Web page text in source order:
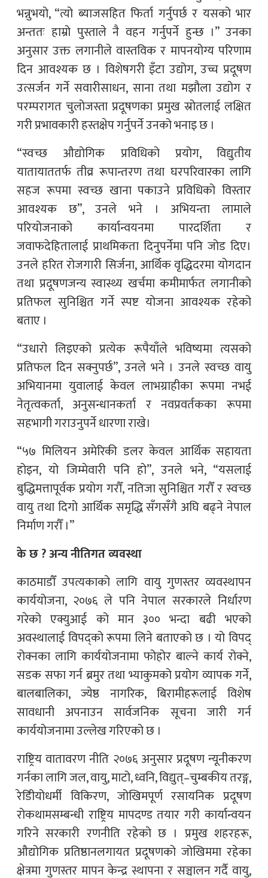
भन्नुभयो, “त्यो ब्याजसहित फिर्ता गर्नुपर्छ र यसको भार
अन्ततः हाम्रो पुस्ताले नै वहन गर्नुपर्ने हुन्छ ।” उनका
अनुसार उक्त लगानीले वास्तविक र मापनयोग्य परिणाम
दिन आवश्यक छ । विशेषगरी इँटा उद्योग, उच्च प्रदूषण
उत्सर्जन गर्ने सवारीसाधन, साना तथा मझौला उद्योग र
परम्परागत चुलोजस्ता प्रदूषणका प्रमुख स्रोतलाई लक्षित
गरी प्रभावकारी हस्तक्षेप गर्नुपर्ने उनको भनाइ छ ।
“स्वच्छ औद्योगिक प्रविधिको प्रयोग, विद्युतीय
यातायाततर्फ तीव्र रूपान्तरण तथा घरपरिवारका लागि
सहज रूपमा स्वच्छ खाना पकाउने प्रविधिको विस्तार
आवश्यक छ”, उनले भने । अभियन्ता लामाले
परियोजनाको कार्यान्वयनमा पारदर्शिता र
जवाफदेहितालाई प्राथमिकता दिनुपर्नेमा पनि जोड दिए।
उनले हरित रोजगारी सिर्जना, आर्थिक वृद्धिदरमा योगदान
तथा प्रदूषणजन्य स्वास्थ्य खर्चमा कमीमार्फत लगानीको
प्रतिफल सुनिश्चित गर्ने स्पष्ट योजना आवश्यक रहेको
बताए ।
“उधारो लिइएको प्रत्येक रूपैयाँले भविष्यमा त्यसको
प्रतिफल दिन सक्नुपर्छ”, उनले भने । उनले स्वच्छ वायु
अभियानमा युवालाई केवल लाभग्राहीका रूपमा नभई
नेतृत्वकर्ता, अनुसन्धानकर्ता र नवप्रवर्तकका रूपमा
सहभागी गराउनुपर्ने धारणा राखे।
“५७ मिलियन अमेरिकी डलर केवल आर्थिक सहायता
होइन, यो जिम्मेवारी पनि हो”, उनले भने, “यसलाई
बुद्धिमत्तापूर्वक प्रयोग गरौँ, नतिजा सुनिश्चित गरौँ र स्वच्छ
वायु तथा दिगो आर्थिक समृद्धि सँगसँगै अघि बढ्ने नेपाल
निर्माण गरौँ ।”
के छ ? अन्य नीतिगत व्यवस्था
काठमाडौँ उपत्यकाको लागि वायु गुणस्तर व्यवस्थापन
कार्ययोजना, २०७६ ले पनि नेपाल सरकारले निर्धारण
गरेको एक्युआई को मान ३०० भन्दा बढी भएको
अवस्थालाई विपद्को रूपमा लिने बताएको छ । यो विपद्
रोक्नका लागि कार्ययोजनामा फोहोर बाल्ने कार्य रोक्ने,
सडक सफा गर्न ब्रमुर तथा भ्याकुमको प्रयोग व्यापक गर्ने,
बालबालिका, ज्येष्ठ नागरिक, बिरामीहरूलाई विशेष
सावधानी अपनाउन सार्वजनिक सूचना जारी गर्न
कार्ययोजनामा उल्लेख गरिएको छ ।
राष्ट्रिय वातावरण नीति २०७६ अनुसार प्रदूषण न्यूनीकरण
गर्नका लागि जल, वायु, माटो, ध्वनि, विद्युत्–चुम्बकीय तरङ्ग,
रेडिीयोधर्मी विकिरण, जोखिमपूर्ण रसायनिक प्रदूषण
रोकथामसम्बन्धी राष्ट्रिय मापदण्ड तयार गरी कार्यान्वयन
गरिने सरकारी रणनीति रहेको छ । प्रमुख शहरहरू,
औद्योगिक प्रतिष्ठानलगायत प्रदूषणको जोखिममा रहेका
क्षेत्रमा गुणस्तर मापन केन्द्र स्थापना र सञ्चालन गर्दै वायु,